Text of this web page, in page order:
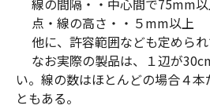
線の間隔・・中心間で75mm
点・線の高さ・・５mm以上
他に、許容範囲なども定められ
なお実際の製品は、１辺が
い。線の数はほとんどの場合４
ともある。